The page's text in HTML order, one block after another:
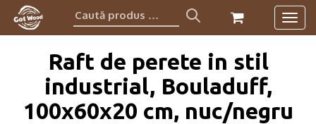
Caută
produs:
Raft de perete in stil
industrial, Bouladuff,
100x60x20 cm, nuc/negru